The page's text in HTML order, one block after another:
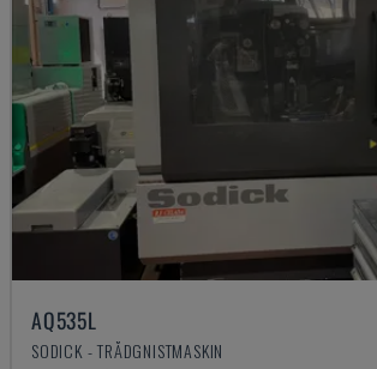
AQ535L
SODICK - TRÅDGNISTMASKIN